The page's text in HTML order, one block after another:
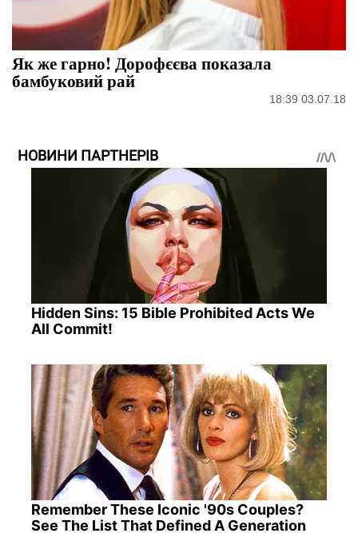
Як же гарно! Дорофєєва показала
бамбуковий рай
18:39 03.07.18
НОВИНИ ПАРТНЕРІВ
Hidden Sins: 15 Bible Prohibited Acts We
All Commit!
Remember These Iconic '90s Couples?
See The List That Defined A Generation